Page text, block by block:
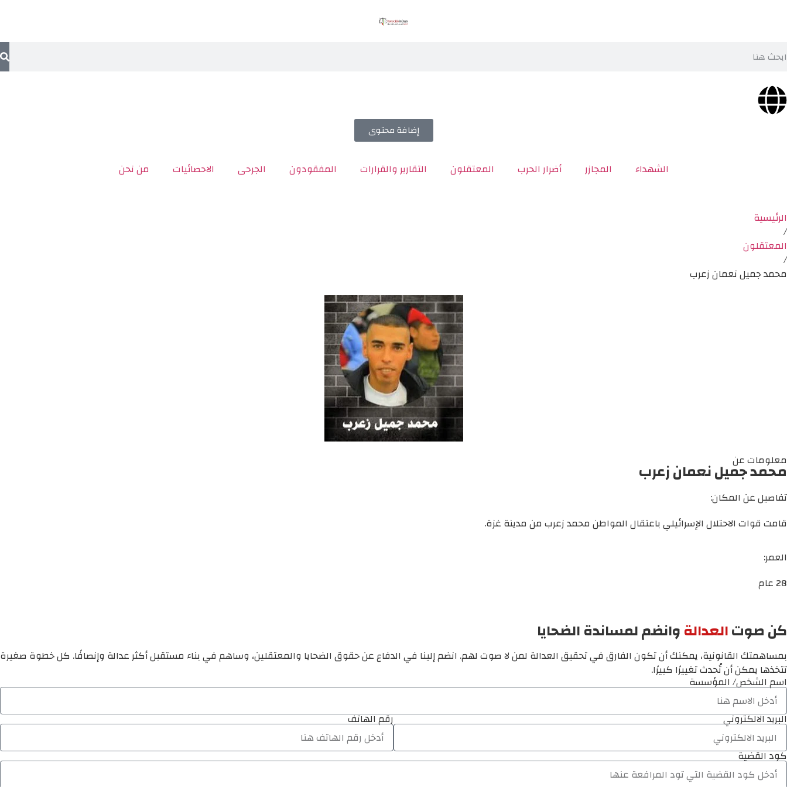
إضافة محتوى
الشهداء المجازر أضرار الحرب المعتقلون التقارير والقرارات المفقودون الجرحى الاحصائيات من نحن
الرئيسية
/
المعتقلون
/
محمد جميل نعمان زعرب
معلومات عن
محمد جميل نعمان زعرب
تفاصيل عن المكان:
قامت قوات الاحتلال الإسرائيلي باعتقال المواطن محمد زعرب من مدينة غزة.
العمر:
28 عام
كن صوتالعدالةوانضم لمساندة الضحايا
بمساهمتك القانونية، يمكنك أن تكون الفارق في تحقيق العدالة لمن لا صوت لهم. انضم إلينا في الدفاع عن حقوق الضحايا والمعتقلين، وساهم في بناء مستقبل أكثر عدالة وإنصافًا. كل خطوة صغيرة
تتخذها يمكن أن تُحدث تغييرًا كبيرًا.
اسم الشخص/ المؤسسة
البريد الالكتروني رقم الهاتف
كود القضية